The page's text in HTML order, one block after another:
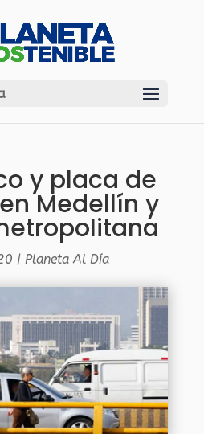
y placa de
Medellín y
|Planeta Al Día